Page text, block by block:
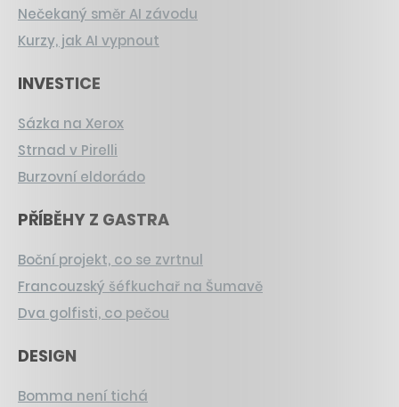
Nečekaný směr AI závodu
Kurzy, jak AI vypnout
INVESTICE
Sázka na Xerox
Strnad v Pirelli
Burzovní eldorádo
PŘÍBĚHY Z GASTRA
Boční projekt, co se zvrtnul
Francouzský šéfkuchař na Šumavě
Dva golfisti, co pečou
DESIGN
Bomma není tichá